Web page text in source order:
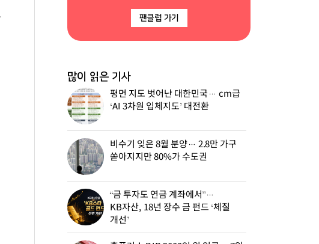
팬클럽 가기
많이 읽은 기사
평면 지도 벗어난 대한민국… cm급
‘AI 3차원 입체지도’ 대전환
비수기 잊은 8월 분양… 2.8만 가구
쏟아지지만 80%가 수도권
“금 투자도 연금 계좌에서”…
KB자산, 18년 장수 금 펀드 ‘체질
개선’